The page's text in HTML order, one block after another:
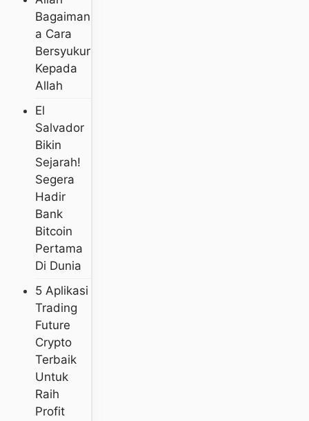
Bagaiman
A Cara
Bersyukur
Kepada
Allah
El
Salvador
Bikin
Sejarah!
Segera
Hadir
Bank
Bitcoin
Pertama
Di Dunia
5 Aplikasi
Trading
Future
Crypto
Terbaik
Untuk
Raih
Profit